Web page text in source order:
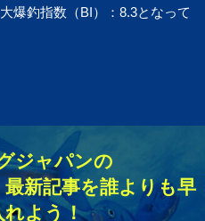
爆釣指数（BI）：8.3となって
ジャパンの
新記事を誰よりも早
れよう！